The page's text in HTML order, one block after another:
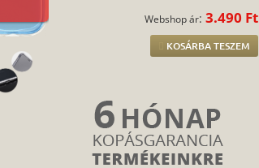
Webshop ár:3.490 Ft
KOSÁRBA TESZEM